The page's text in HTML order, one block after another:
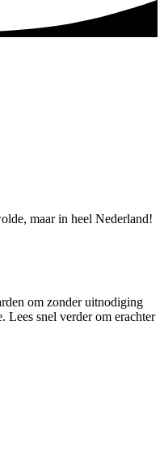
maar in heel Nederland!
om zonder uitnodiging
Lees snel verder om erachter